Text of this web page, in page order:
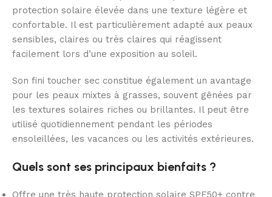
protection solaire élevée dans une texture légère et
confortable. Il est particulièrement adapté aux peaux
sensibles, claires ou très claires qui réagissent
facilement lors d’une exposition au soleil.
Son fini toucher sec constitue également un avantage
pour les peaux mixtes à grasses, souvent gênées par
les textures solaires riches ou brillantes. Il peut être
utilisé quotidiennement pendant les périodes
ensoleillées, les vacances ou les activités extérieures.
Quels sont ses principaux bienfaits ?
Offre une très haute protection solaire SPF50+ contre